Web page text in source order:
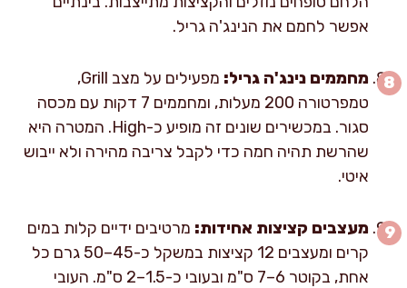
אפשר לחמם את הנינג'ה גריל.
מחממים נינג'ה גריל:
מפעילים על מצב Grill,
טמפרטורה 200 מעלות, ומחממים 7 דקות עם מכסה
סגור. במכשירים שונים זה מופיע כ-High. המטרה היא
שהרשת תהיה חמה כדי לקבל צריבה מהירה ולא ייבוש
איטי.
מעצבים קציצות אחידות: מרטיבים ידיים קלות במים
קרים ומעצבים 12 קציצות במשקל כ-45–50 גרם כל
אחת, בקוטר 6–7 ס"מ ובעובי כ-1.5–2 ס"מ. העובי